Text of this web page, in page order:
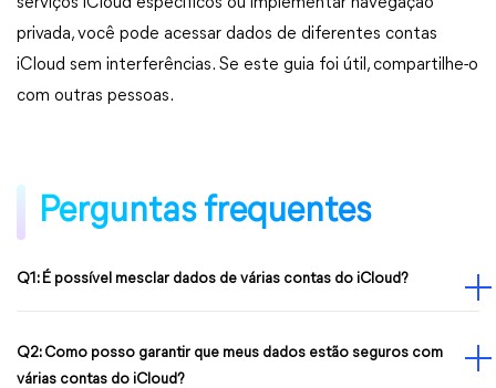
privada, você pode acessar dados de diferentes contas
iCloud sem interferências. Se este guia foi útil, compartilhe-o
com outras pessoas.
Perguntas frequentes
Q1: É possível mesclar dados de várias contas do iCloud?
Q2: Como posso garantir que meus dados estão seguros com
várias contas do iCloud?